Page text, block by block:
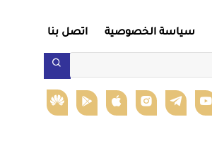
سياسة الخصوصية اتصل بنا